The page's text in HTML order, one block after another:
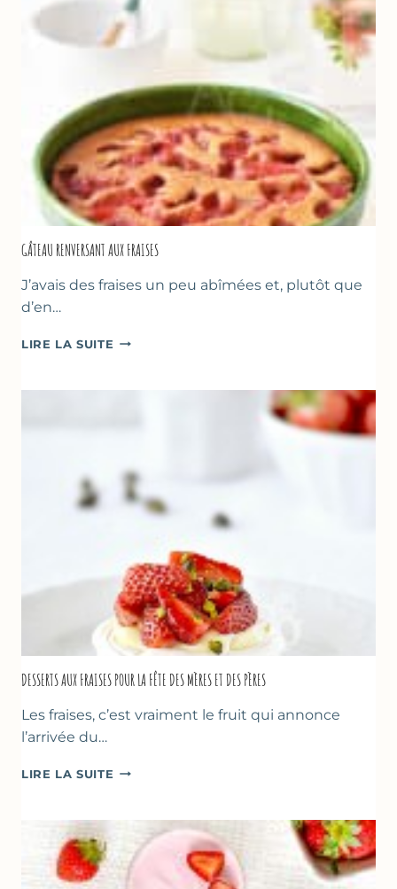
GÂTEAU RENVERSANT AUX FRAISES
J’avais des fraises un peu abîmées et, plutôt que
d’en…
LIRE LA SUITE GÂTEAU
FRAISES
DESSERTS AUX FRAISES POUR LA FÊTE DES MÈRES ET DES PÈRES
Les fraises, c’est vraiment le fruit qui annonce
l’arrivée du…
LIRE LA SUITE DESSERTS
POUR
FÊTE
DES